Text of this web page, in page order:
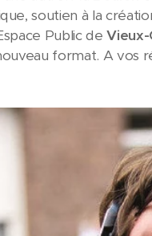
soutien à la
Public de
format. A vos